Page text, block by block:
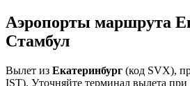
Аэропорты маршрута
Стамбул
Вылет из Екатеринбург (код SVX),
IST). Уточняйте терминал вылета